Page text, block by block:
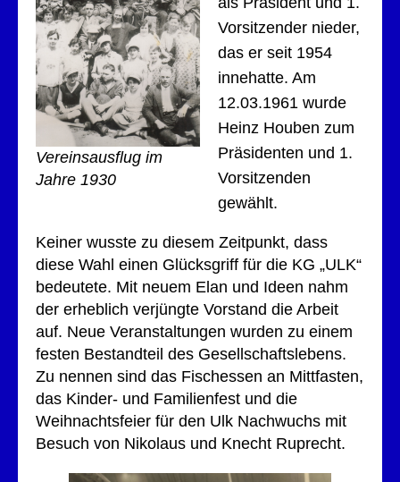
Vereinsausflug im
Jahre 1930
Vorsitzender nieder,
das er seit 1954
innehatte. Am
12.03.1961 wurde
Heinz Houben zum
Präsidenten und 1.
Vorsitzenden
gewählt.
Keiner wusste zu diesem Zeitpunkt, dass
diese Wahl einen Glücksgriff für die KG „ULK“
bedeutete. Mit neuem Elan und Ideen nahm
der erheblich verjüngte Vorstand die Arbeit
auf. Neue Veranstaltungen wurden zu einem
festen Bestandteil des Gesellschaftslebens.
Zu nennen sind das Fischessen an Mittfasten,
das Kinder- und Familienfest und die
Weihnachtsfeier für den Ulk Nachwuchs mit
Besuch von Nikolaus und Knecht Ruprecht.